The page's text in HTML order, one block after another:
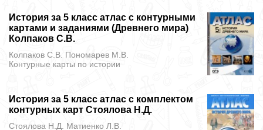
История за 5 класс атлас с контурными
картами и заданиями (Древнего мира)
Колпаков С.В.
Колпаков С.В. Пономарев М.В.
Контурные карты по истории
История за 5 класс атлас с комплектом
контурных карт Стоялова Н.Д.
Стоялова Н.Д. Матиенко Л.В.